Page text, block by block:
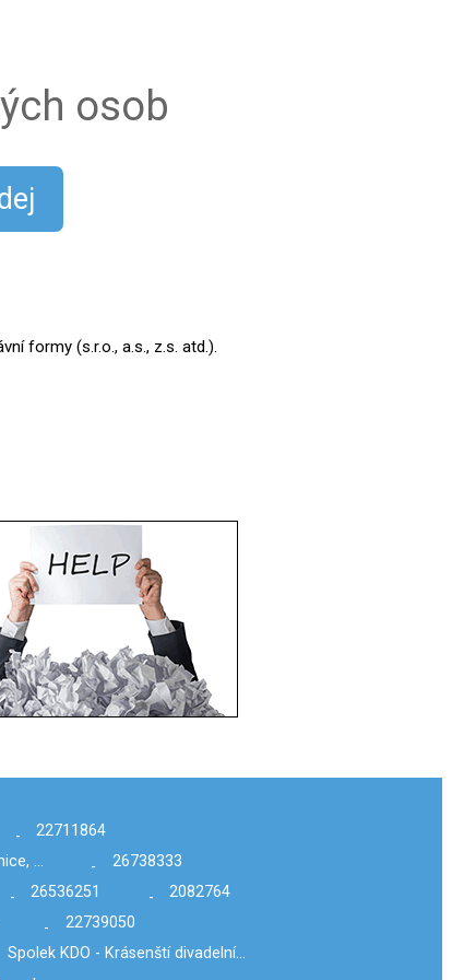
osob
formy (s.r.o., a.s., z.s. atd.).
-
22711864
… -
26738333
- 26536251 -
2082764
-
22739050
Spolek KDO - Krásenští divadelní…